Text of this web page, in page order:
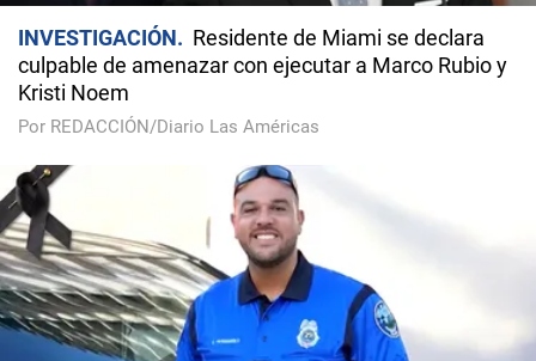
INVESTIGACIÓN
Residente de Miami se declara
culpable de amenazar con ejecutar a Marco Rubio y
Kristi Noem
Por REDACCIÓN/Diario Las Américas